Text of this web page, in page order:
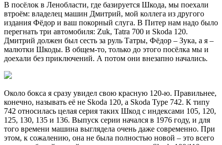
В посёлок в Ленобласти, где базируется Шкода, мы поехали
втроём: владелец машин Дмитрий, мой коллега из другого
издания Фёдор и ваш покорный слуга. В Питер нам надо было
перегнать три автомобиля: Zuk, Tatra 700 и Skoda 120.
Дмитрий должен был сесть за руль Татры, Фёдор – Зука, а я –
малютки Шкоды. В общем-то, только до этого посёлка мы и
доехали без приключений. А потом они внезапно начались.
Около бокса я сразу увидел свою красную 120-ю. Правильнее,
конечно, называть её не Skoda 120, а Skoda Type 742. К типу
742 относилась целая серия таких Шкод с индексами 105, 120,
125, 130, 135 и 136. Выпуск серии начался в 1976 году, и для
того времени машина выглядела очень даже современно. При
этом, к сожалению, она не была полностью новой – это всего